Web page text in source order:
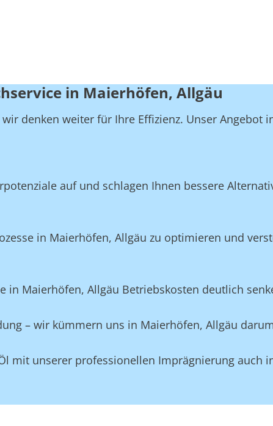
in Maierhöfen, Allgäu
denken weiter für Ihre Effizienz. Unser Angebot
auf und schlagen Ihnen bessere
in Maierhöfen, Allgäu zu optimieren und
in Maierhöfen, Allgäu Betriebskosten deutlich
– wir kümmern uns in Maierhöfen, Allgäu
mit unserer professionellen Imprägnierung auch